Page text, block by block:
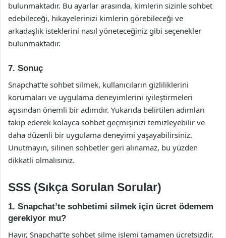
bulunmaktadır. Bu ayarlar arasında, kimlerin sizinle sohbet
edebileceği, hikayelerinizi kimlerin görebileceği ve
arkadaşlık isteklerini nasıl yöneteceğiniz gibi seçenekler
bulunmaktadır.
7. Sonuç
Snapchat’te sohbet silmek, kullanıcıların gizliliklerini
korumaları ve uygulama deneyimlerini iyileştirmeleri
açısından önemli bir adımdır. Yukarıda belirtilen adımları
takip ederek kolayca sohbet geçmişinizi temizleyebilir ve
daha düzenli bir uygulama deneyimi yaşayabilirsiniz.
Unutmayın, silinen sohbetler geri alınamaz, bu yüzden
dikkatli olmalısınız.
SSS (Sıkça Sorulan Sorular)
1. Snapchat’te sohbetimi silmek için ücret ödemem
gerekiyor mu?
Hayır, Snapchat’te sohbet silme işlemi tamamen ücretsizdir.